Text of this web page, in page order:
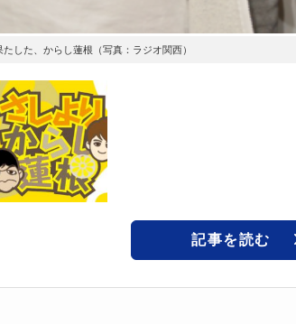
した、からし蓮根（写真：ラジオ関西）
記事を読む